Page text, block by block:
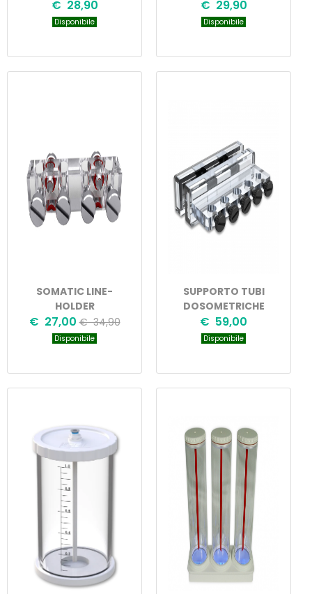
€ 28,90
Disponibile
€ 29,90
Disponibile
SOMATIC LINE-
HOLDER
€ 27,00 € 34,90
Disponibile
SUPPORTO TUBI
DOSOMETRICHE
€ 59,00
Disponibile